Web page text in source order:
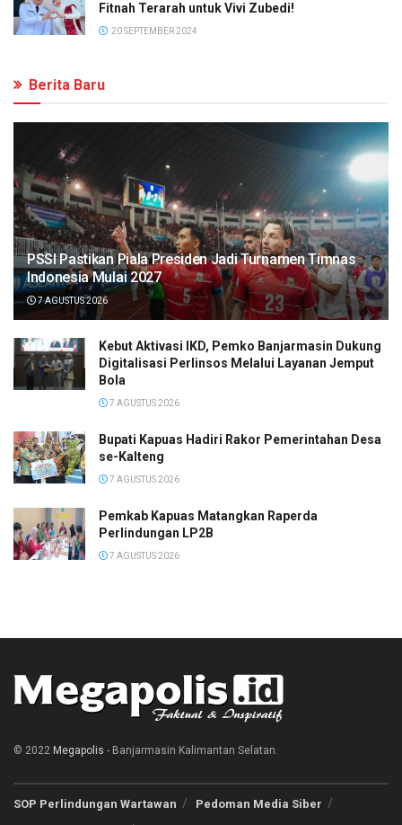
Fitnah Terarah untuk Vivi Zubedi!
20 SEPTEMBER 2024
Berita Baru
PSSI Pastikan Piala Presiden Jadi Turnamen Timnas
Indonesia Mulai 2027
7 AGUSTUS 2026
Kebut Aktivasi IKD, Pemko Banjarmasin Dukung
Digitalisasi Perlinsos Melalui Layanan Jemput
Bola
7 AGUSTUS 2026
Bupati Kapuas Hadiri Rakor Pemerintahan Desa
se-Kalteng
7 AGUSTUS 2026
Pemkab Kapuas Matangkan Raperda
Perlindungan LP2B
7 AGUSTUS 2026
© 2022 Megapolis - Banjarmasin Kalimantan Selatan.
SOP Perlindungan Wartawan
Pedoman Media Siber